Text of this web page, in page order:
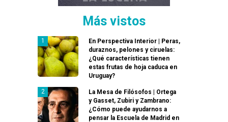
Más vistos
En Perspectiva Interior | Peras,
duraznos, pelones y ciruelas:
¿Qué características tienen
estas frutas de hoja caduca en
Uruguay?
La Mesa de Filósofos | Ortega
y Gasset, Zubiri y Zambrano:
¿Cómo puede ayudarnos a
pensar la Escuela de Madrid en